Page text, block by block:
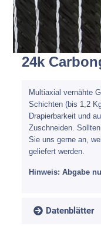
NEU
24k
Multiaxial vernähte
Schichten (bis 1,2
Drapierbarkeit und
Zuschneiden.
Sie uns gerne an,
geliefert werden.
Hinweis: Abgabe
Datenblätter